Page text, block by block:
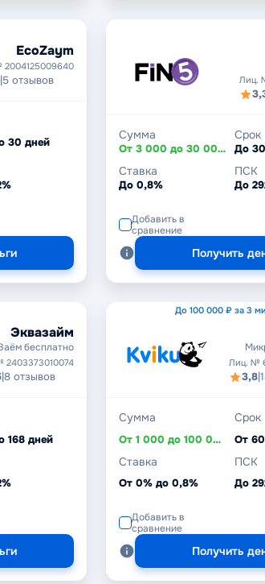
EcoZaym
2004125009640
|5 отзывов
30 дней
Лиц.
Сумма
От 3 000 до 30 000 ₽
Срок
До
Ставка
До 0,8%
ПСК
До
Добавить в
сравнение
Получить
Эквазайм
бесплатно
2403373010074
|8 отзывов
168 дней
До 100 000 ₽ за 3
Лиц. №
3,8|
Сумма
От 1 000 до 100 000 ₽
Срок
От
Ставка
От 0% до 0,8%
ПСК
До
Добавить в
сравнение
Получить